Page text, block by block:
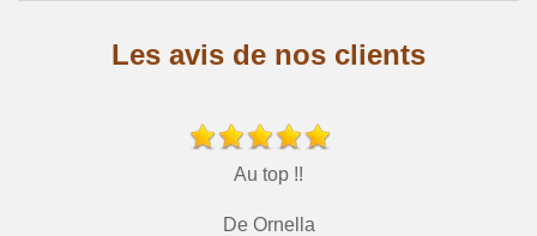
Les avis de nos clients
Au top !!
De Ornella